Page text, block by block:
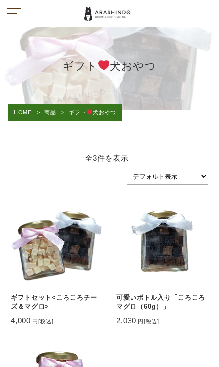
ギフト 犬おやつ
HOME > 商品 > ギフト 犬おやつ
全3件を表示
ギフトセット<ころころチー
ズ＆マグロ>
4,000 円[税込]
可愛いボトル入り「ころころ
マグロ（60g）」
2,030 円[税込]